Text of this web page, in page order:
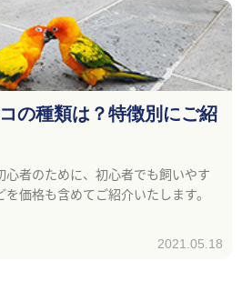
の種類は？特徴別にご紹
者のために、初心者でも飼いやす
価格も含めてご紹介いたします。
2021.05.18